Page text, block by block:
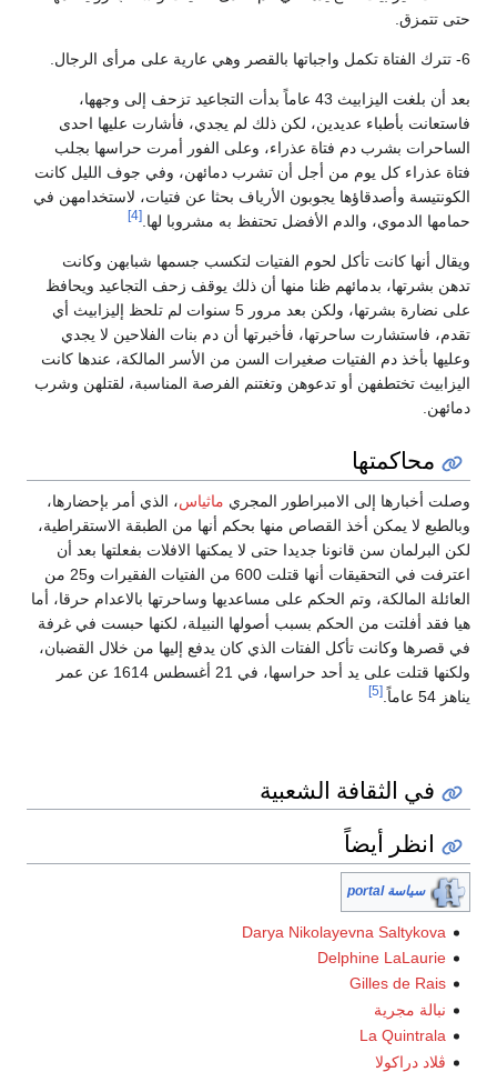
حتى تتمزق.
6- تترك الفتاة تكمل واجباتها بالقصر وهي عارية على مرأى الرجال.
بعد أن بلغت اليزابيث 43 عاماً بدأت التجاعيد تزحف إلى وجهها،
فاستعانت بأطباء عديدين، لكن ذلك لم يجدي، فأشارت عليها احدى
الساحرات بشرب دم فتاة عذراء، وعلى الفور أمرت حراسها بجلب
فتاة عذراء كل يوم من أجل أن تشرب دمائهن، وفي جوف الليل كانت
الكونتيسة وأصدقاؤها يجوبون الأرياف بحثا عن فتيات، لاستخدامهن في
حمامها الدموي، والدم الأفضل تحتفظ به مشروبا لها. [4]
ويقال أنها كانت تأكل لحوم الفتيات لتكسب جسمها شبابهن وكانت
تدهن بشرتها، بدمائهم ظنا منها أن ذلك يوقف زحف التجاعيد ويحافظ
على نضارة بشرتها، ولكن بعد مرور 5 سنوات لم تلحظ إليزابيث أي
تقدم، فاستشارت ساحرتها، فأخبرتها أن دم بنات الفلاحين لا يجدي
وعليها بأخذ دم الفتيات صغيرات السن من الأسر المالكة، عندها كانت
اليزابيث تختطفهن أو تدعوهن وتغتنم الفرصة المناسبة، لقتلهن وشرب
دمائهن.
محاكمتها
وصلت أخبارها إلى الامبراطور المجري ماثياس، الذي أمر بإحضارها،
وبالطبع لا يمكن أخذ القصاص منها بحكم أنها من الطبقة الاستقراطية،
لكن البرلمان سن قانونا جديدا حتى لا يمكنها الافلات بفعلتها بعد أن
اعترفت في التحقيقات أنها قتلت 600 من الفتيات الفقيرات و25 من
العائلة المالكة، وتم الحكم على مساعديها وساحرتها بالاعدام حرقا، أما
هيا فقد أفلتت من الحكم بسبب أصولها النبيلة، لكنها حبست في غرفة
في قصرها وكانت تأكل الفتات الذي كان يدفع إليها من خلال القضبان،
ولكنها قتلت على يد أحد حراسها، في 21 أغسطس 1614 عن عمر
يناهز 54 عاماً.
[5]
في الثقافة الشعبية
انظر أيضاً
سياسة portal
Darya Nikolayevna Saltykova
Delphine LaLaurie
Gilles de Rais
نبالة مجرية
La Quintrala
ڤلاد دراكولا